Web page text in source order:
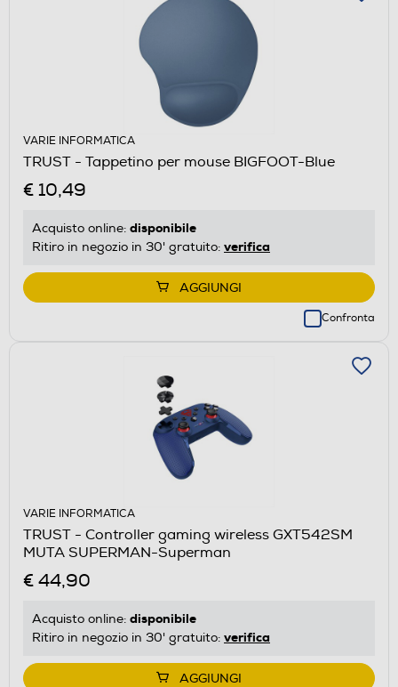
VARIE INFORMATICA
TRUST - Tappetino per mouse BIGFOOT-Blue
€ 10,49
Acquisto online: disponibile
Ritiro in negozio in 30' gratuito: verifica
AGGIUNGI
Confronta
VARIE INFORMATICA
TRUST - Controller gaming wireless GXT542SM
MUTA SUPERMAN-Superman
€ 44,90
Acquisto online: disponibile
Ritiro in negozio in 30' gratuito: verifica
AGGIUNGI